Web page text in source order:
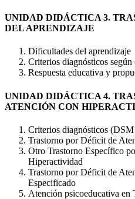
UNIDAD DIDÁCTICA 3.
DEL APRENDIZAJE
Dificultades del aprendizaje
Criterios diagnósticos
Respuesta educativa y
UNIDAD DIDÁCTICA 4.
ATENCIÓN CON
Criterios diagnósticos
Trastorno por Déficit de
Otro Trastorno Específico
Hiperactividad
Trastorno por Déficit de
Especificado
Atención psicoeducativa